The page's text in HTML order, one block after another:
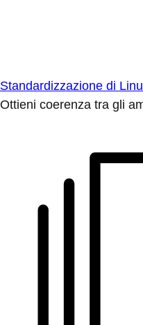
Standardizzazione di
Ottieni coerenza tra gli